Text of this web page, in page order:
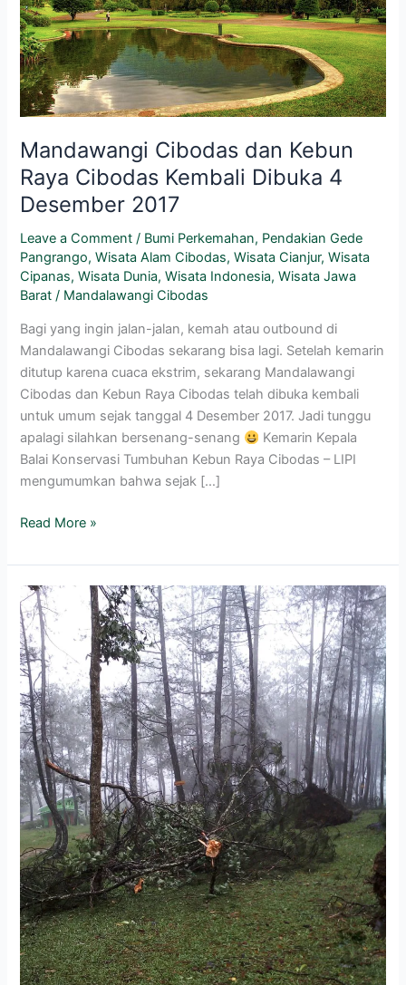
Mandawangi Cibodas dan Kebun
Raya Cibodas Kembali Dibuka 4
Desember 2017
Leave a Comment / Bumi Perkemahan, Pendakian Gede
Pangrango,Wisata Alam Cibodas,Wisata Cianjur,Wisata
Cipanas,Wisata Dunia,Wisata Indonesia,Wisata Jawa
Barat / Mandalawangi Cibodas
Bagi yang ingin jalan-jalan, kemah atau outbound di
Mandalawangi Cibodas sekarang bisa lagi. Setelah kemarin
ditutup karena cuaca ekstrim, sekarang Mandalawangi
Cibodas dan Kebun Raya Cibodas telah dibuka kembali
untuk umum sejak tanggal 4 Desember 2017. Jadi tunggu
apalagi silahkan bersenang-senang
Kemarin Kepala
Balai Konservasi Tumbuhan Kebun Raya Cibodas – LIPI
mengumumkan bahwa sejak […]
Cibodas
Kembali
Dibuka
4
Desember
2017
Read More »
Mandalawangi
Cibodas,
Kebun
Raya
Cibodas
dan
Gunung
Gede
Pangrango
Tutup
Sementara
karena
Cuaca
Ekstrim